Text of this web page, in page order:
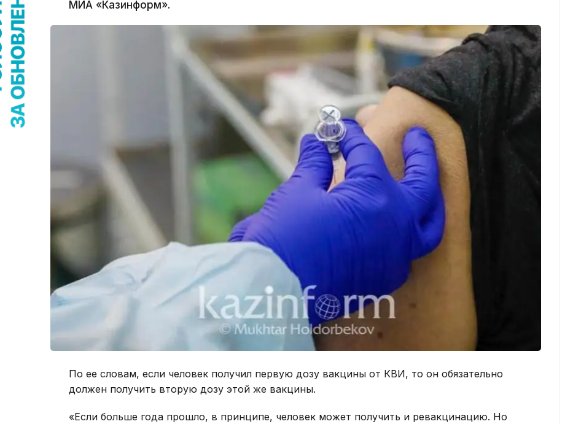
МИА «Казинформ».
По ее словам, если человек получил первую дозу вакцины от КВИ, то он обязательно
должен получить вторую дозу этой же вакцины.
«Если больше года прошло, в принципе, человек может получить и ревакцинацию. Но